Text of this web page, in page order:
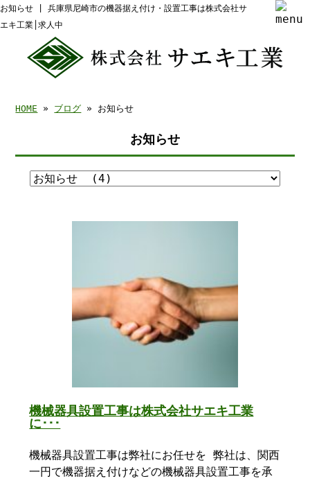
お知らせ | 兵庫県尼崎市の機器据え付け・設置工事は株式会社サ
エキ工業│求人中
HOME » ブログ » お知らせ
お知らせ
機械器具設置工事は株式会社サエキ工業
に･･･
機械器具設置工事は弊社にお任せを 弊社は、関西
一円で機器据え付けなどの機械器具設置工事を承